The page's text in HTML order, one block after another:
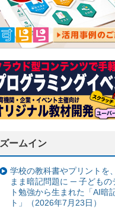
ズームイン
学校の教科書やプリントを
まま暗記問題に ─ 子どもの
ト勉強から生まれた「AI暗
ト」（2026年7月23日）